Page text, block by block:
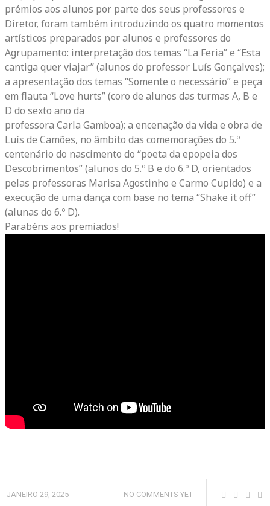
prémios aos alunos por parte dos seus professores e
Diretor, foram também introduzindo os quatro momentos
artísticos preparados por alunos e professores do
Agrupamento: interpretação dos temas “La Feria” e “Esta
cantiga quer viajar” (alunos do professor Luís Gonçalves);
a apresentação dos temas “Somente o necessário” e peça
em flauta “Love hurts” (coro de alunos das turmas A, B e
D do sexto ano da
professora Carla Gamboa); a encenação da vida e obra de
Luís de Camões, no âmbito das comemorações do 5.º
centenário do nascimento do “poeta da epopeia dos
Descobrimentos” (alunos do 5.º B e do 6.º D, orientados
pelas professoras Marisa Agostinho e Carmo Cupido) e a
execução de uma dança com base no tema “Shake it off”
(alunas do 6.º D).
Parabéns aos premiados!
JANEIRO 29, 2025 NO COMMENTS YET